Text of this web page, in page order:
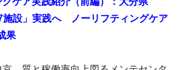
設」実践へ ノーリフティングケア
果